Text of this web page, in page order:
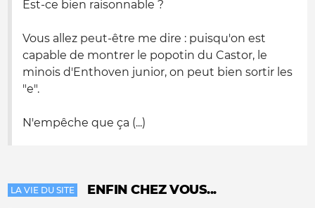
Est-ce bien raisonnable ?
Vous allez peut-être me dire : puisqu'on est
capable de montrer le popotin du Castor, le
minois d'Enthoven junior, on peut bien sortir les
"e".
N'empêche que ça (...)
LA VIE DU SITE ENFIN CHEZ VOUS...